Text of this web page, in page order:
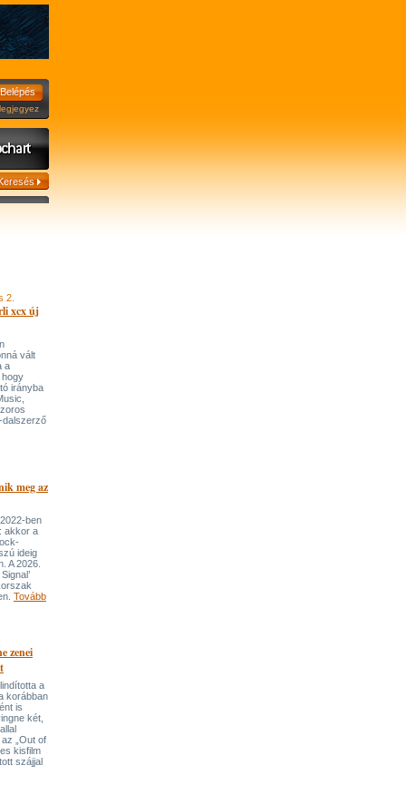
2.
xcx új
vált
a
hogy
irányba
dalszerző
meg az
ben
akkor a
ideig
A 2026.
Tovább
zenei
a
korábban
is
két,
„Out of
kisfilm
szájjal